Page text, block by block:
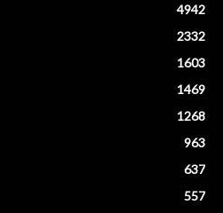
4942
2332
1603
1469
1268
963
637
557